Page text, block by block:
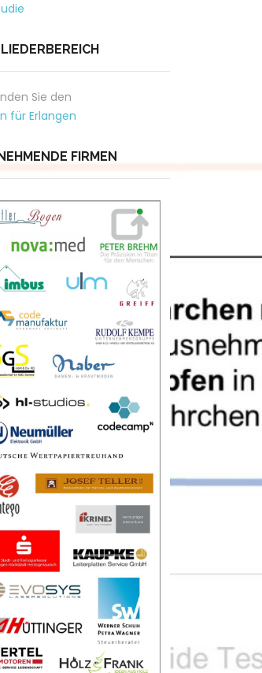
finden Sie den
für Erlangen
FIRMEN